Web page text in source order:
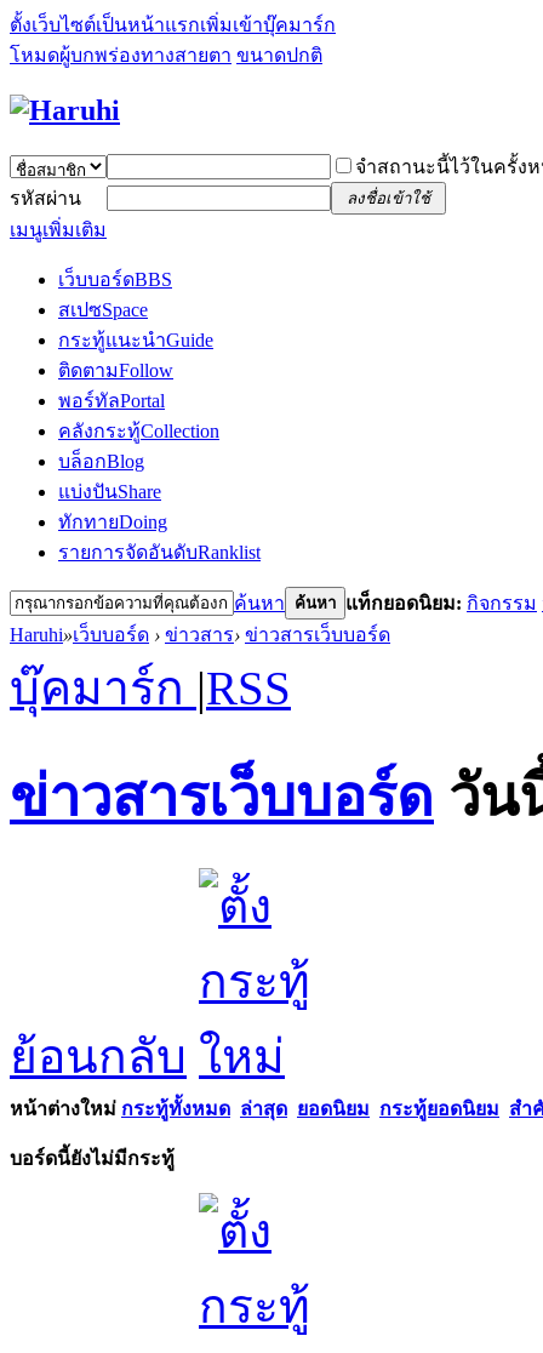
ตั้งเว็บไซต์เป็นหน้าแรกเพิ่มเข้าบุ๊คมาร์ก
โหมดผู้บกพร่องทางสายตา ขนาดปกติ
จำสถานะนี้ไว้ในครั้ง
รหัสผ่าน
ลงชื่อเข้าใช้
เมนูเพิ่มเติม
เว็บบอร์ดBBS
สเปซSpace
กระทู้แนะนำGuide
ติดตามFollow
พอร์ทัลPortal
คลังกระทู้Collection
บล็อกBlog
แบ่งปันShare
ทักทายDoing
รายการจัดอันดับRanklist
ค้นหา ค้นหา แท็กยอดนิยม: กิจกรรม
Haruhi»เว็บบอร์ด › ข่าวสาร› ข่าวสารเว็บบอร์ด
บุ๊คมาร์ก |RSS
ข่าวสารเว็บบอร์ด วั
ย้อนกลับ
หน้าต่างใหม่ กระทู้ทั้งหมด ล่าสุด ยอดนิยม กระทู้ยอดนิยม สำ
บอร์ดนี้ยังไม่มีกระทู้